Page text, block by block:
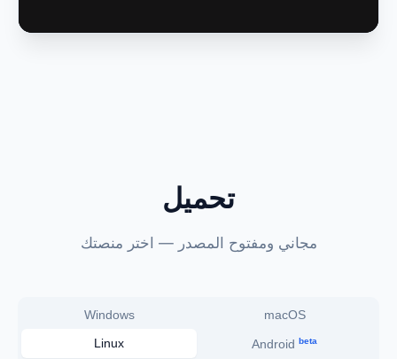
تحميل
مجاني ومفتوح المصدر — اختر منصتك
Windows macOS
Linux Android beta